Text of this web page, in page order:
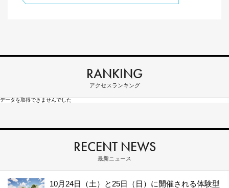
RANKING
アクセスランキング
データを取得できませんでした
RECENT NEWS
最新ニュース
10月24日（土）と25日（日）に開催される体験型